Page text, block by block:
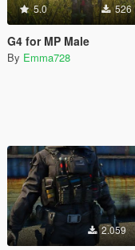
5.0 526
G4 for MP Male
By Emma728
2.059